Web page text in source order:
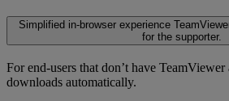
Simplified in-browser experience
for the supporter.
For end-users that don’t have
downloads automatically.